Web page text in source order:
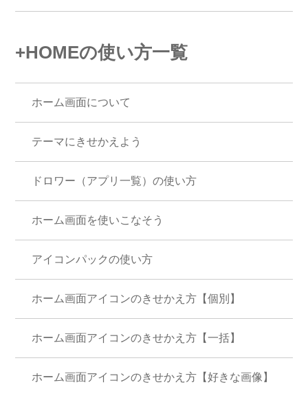
+HOMEの使い方一覧
ホーム画面について
テーマにきせかえよう
ドロワー（アプリ一覧）の使い方
ホーム画面を使いこなそう
アイコンパックの使い方
ホーム画面アイコンのきせかえ方【個別】
ホーム画面アイコンのきせかえ方【一括】
ホーム画面アイコンのきせかえ方【好きな画像】